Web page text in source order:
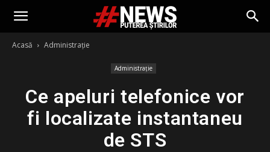
Acasă Administrație
Administrație
Ce apeluri telefonice vor
fi localizate instantaneu
de STS